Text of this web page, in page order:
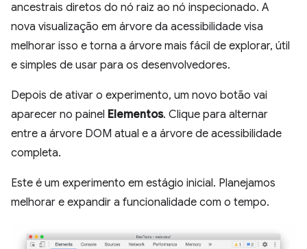
ancestrais diretos do nó raiz ao nó inspecionado. A
nova visualização em árvore da acessibilidade visa
melhorar isso e torna a árvore mais fácil de explorar, útil
e simples de usar para os desenvolvedores.
Depois de ativar o experimento, um novo botão vai
aparecer no painel Elementos. Clique para alternar
entre a árvore DOM atual e a árvore de acessibilidade
completa.
Este é um experimento em estágio inicial. Planejamos
melhorar e expandir a funcionalidade com o tempo.